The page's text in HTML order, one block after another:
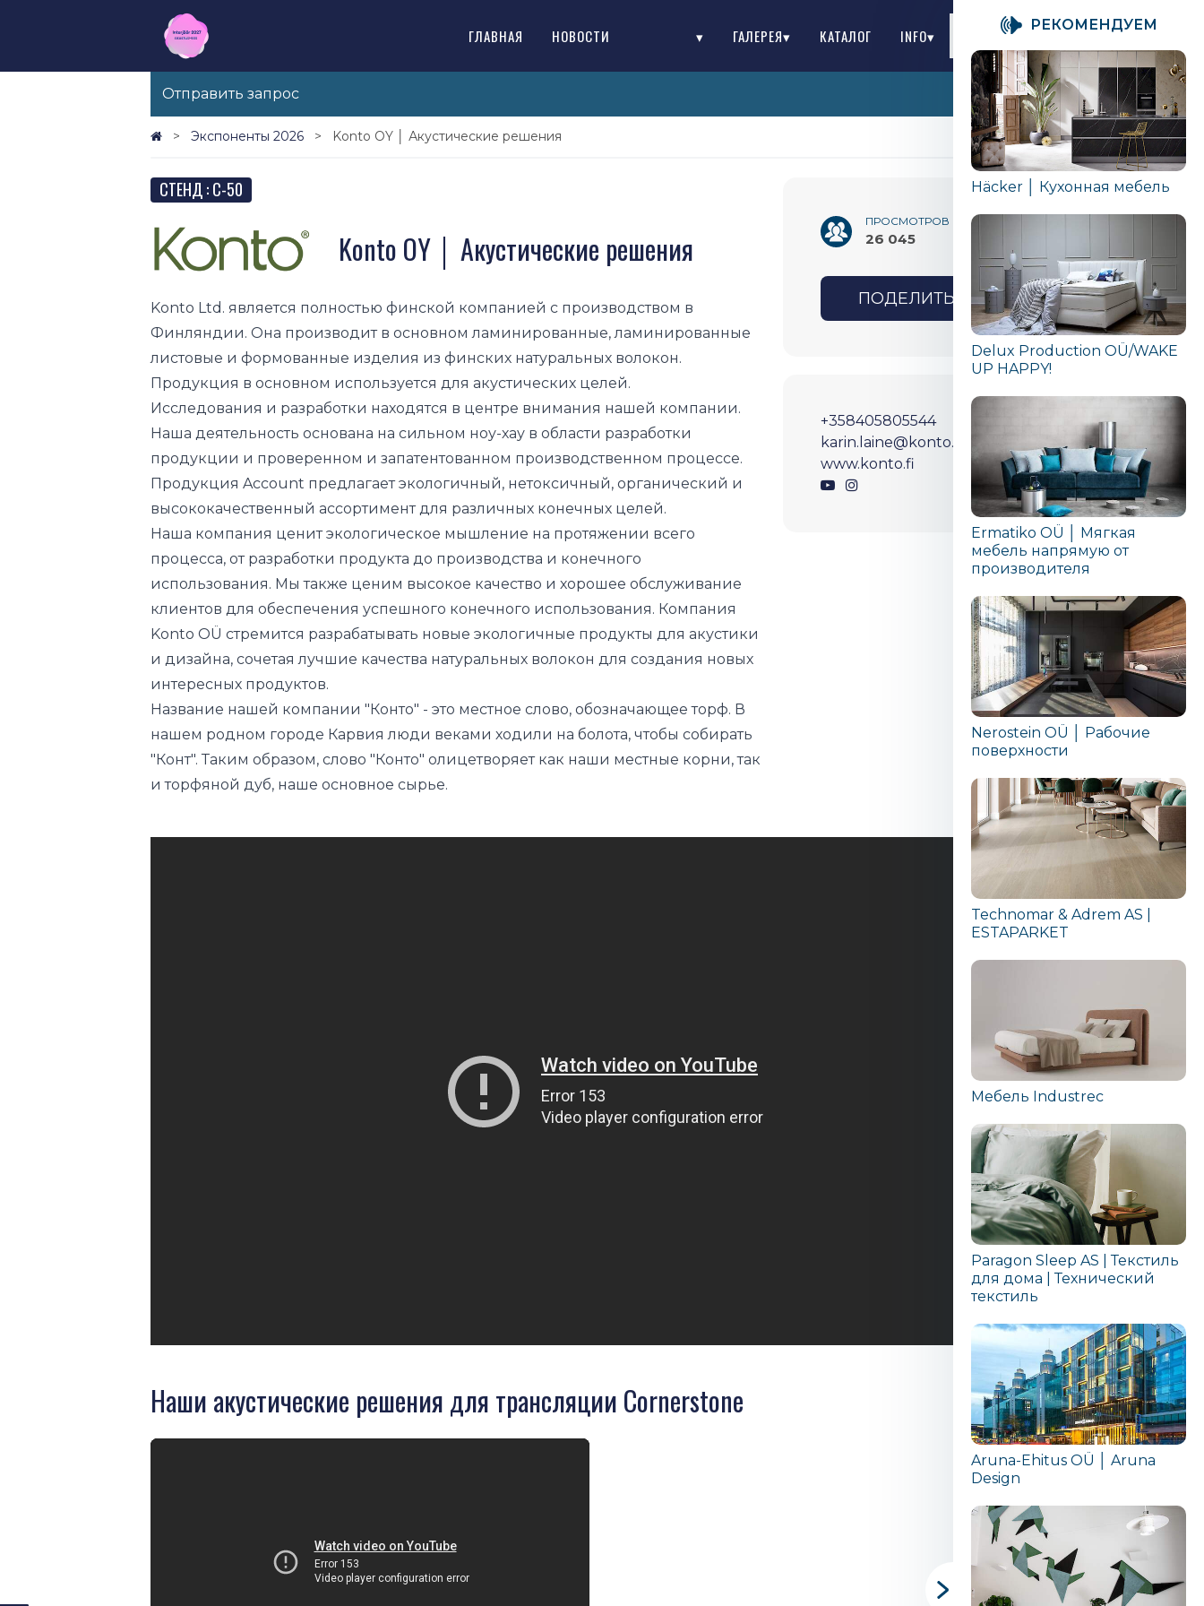
ГЛАВНАЯ НОВОСТИ ▾ ГАЛЕРЕЯ▾ КАТАЛОГ INFO▾ RU
Отправить запрос
Экспоненты 2026 Konto OY │ Акустические решения
СТЕНД : C-50
Konto OY │ Акустические решения
Konto Ltd. является полностью финской компанией с производством в
Финляндии. Она производит в основном ламинированные, ламинированные
листовые и формованные изделия из финских натуральных волокон.
Продукция в основном используется для акустических целей.
Исследования и разработки находятся в центре внимания нашей компании.
Наша деятельность основана на сильном ноу-хау в области разработки
продукции и проверенном и запатентованном производственном процессе.
Продукция Account предлагает экологичный, нетоксичный, органический и
высококачественный ассортимент для различных конечных целей.
Наша компания ценит экологическое мышление на протяжении всего
процесса, от разработки продукта до производства и конечного
использования. Мы также ценим высокое качество и хорошее обслуживание
клиентов для обеспечения успешного конечного использования. Компания
Konto OÜ стремится разрабатывать новые экологичные продукты для акустики
и дизайна, сочетая лучшие качества натуральных волокон для создания новых
интересных продуктов.
Название нашей компании "Конто" - это местное слово, обозначающее торф. В
нашем родном городе Карвия люди веками ходили на болота, чтобы собирать
"Конт". Таким образом, слово "Конто" олицетворяет как наши местные корни, так
и торфяной дуб, наше основное сырье.
ПРОСМОТРОВ
26 045
ПОДЕЛИТЬСЯ
+358405805544
karin.laine@konto.fi
www.konto.fi
Наши акустические решения для трансляции Cornerstone
PЕКОМЕНДУЕМ
Häcker │ Кухонная мебель
Delux Production OÜ/WAKE
UP HAPPY!
Ermatiko OÜ │ Мягкая
мебель напрямую от
производителя
Nerostein OÜ │ Рабочие
поверхности
Technomar & Adrem AS |
ESTAPARKET
Мебель Industrec
Paragon Sleep AS | Текстиль
для дома | Технический
текстиль
Aruna-Ehitus OÜ │ Aruna
Design